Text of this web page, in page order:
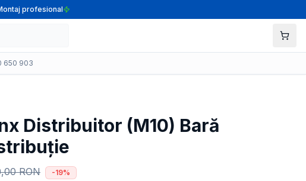
profesional
650 903
Distribuitor (M10) Bară
RON -19%